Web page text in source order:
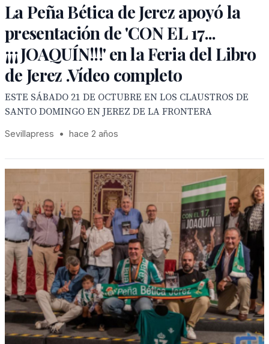
La Peña Bética de Jerez apoyó la
presentación de 'CON EL 17...
¡¡¡JOAQUÍN!!!' en la Feria del Libro
de Jerez .Vídeo completo
ESTE SÁBADO 21 DE OCTUBRE EN LOS CLAUSTROS DE
SANTO DOMINGO EN JEREZ DE LA FRONTERA
Sevillapress • hace 2 años